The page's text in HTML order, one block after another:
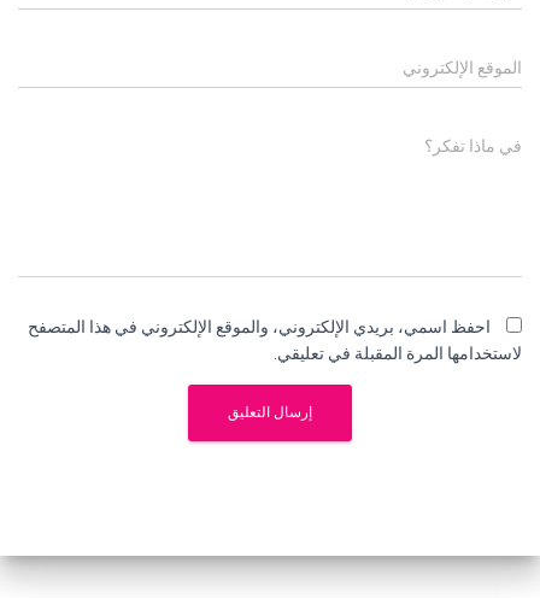
الموقع الإلكتروني
في ماذا تفكر؟
احفظ اسمي، بريدي الإلكتروني، والموقع الإلكتروني في هذا المتصفح
لاستخدامها المرة المقبلة في تعليقي.